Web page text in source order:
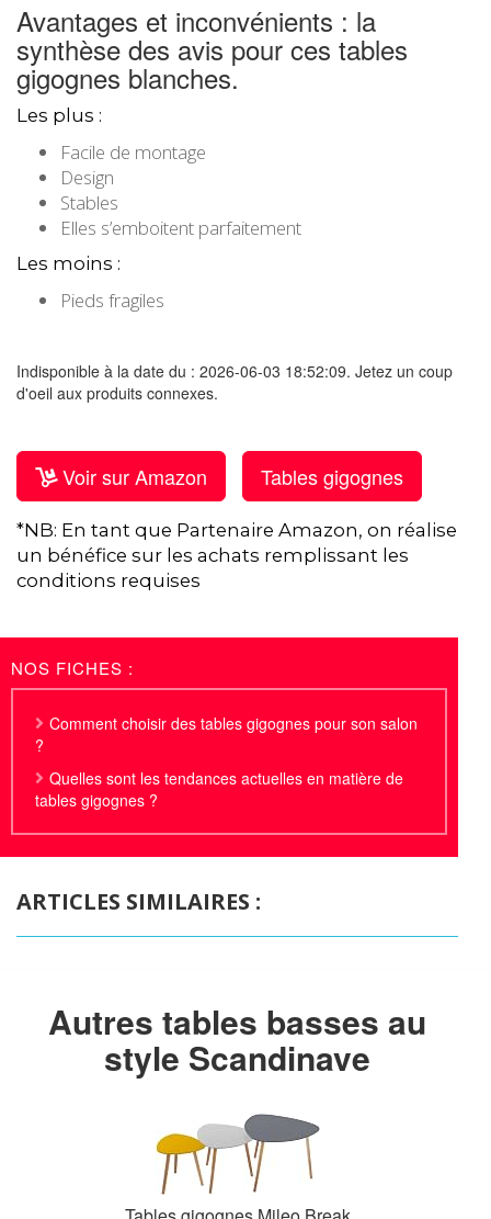
Avantages et inconvénients : la
synthèse des avis pour ces tables
gigognes blanches.
Les plus :
Facile de montage
Design
Stables
Elles s’emboitent parfaitement
Les moins :
Pieds fragiles
Indisponible à la date du : 2026-06-03 18:52:09. Jetez un coup
d'oeil aux produits connexes.
Voir sur Amazon Tables gigognes
*NB: En tant que Partenaire Amazon, on réalise
un bénéfice sur les achats remplissant les
conditions requises
NOS FICHES :
Comment choisir des tables gigognes pour son salon
?
Quelles sont les tendances actuelles en matière de
tables gigognes ?
ARTICLES SIMILAIRES :
Autres tables basses au
style Scandinave